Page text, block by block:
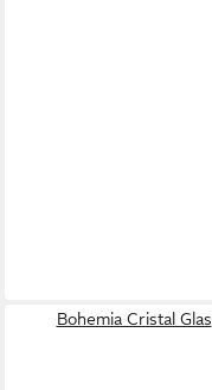
Bohemia Cristal Glas